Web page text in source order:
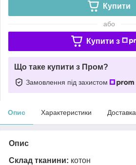
Купити
або
Купити з
Що таке купити з Пром?
Замовлення під захистом
Опис Характеристики Доставка
Опис
Склад тканини: котон